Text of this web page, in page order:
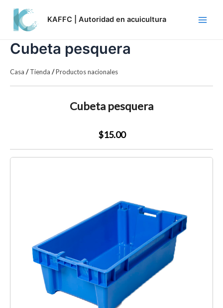
content
KAFFC | Autoridad en acuicultura
Cubeta pesquera
Casa /Tienda /Productos nacionales
Cubeta pesquera
$15.00